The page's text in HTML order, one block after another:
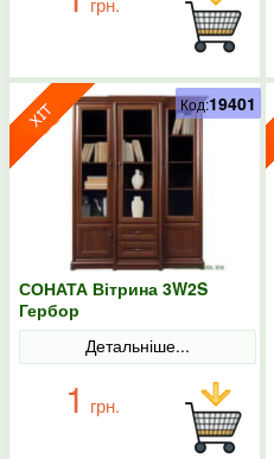
СОНАТА Вітрина 3W2S
Гербор
Детальніше...
1 грн.
Код:19401